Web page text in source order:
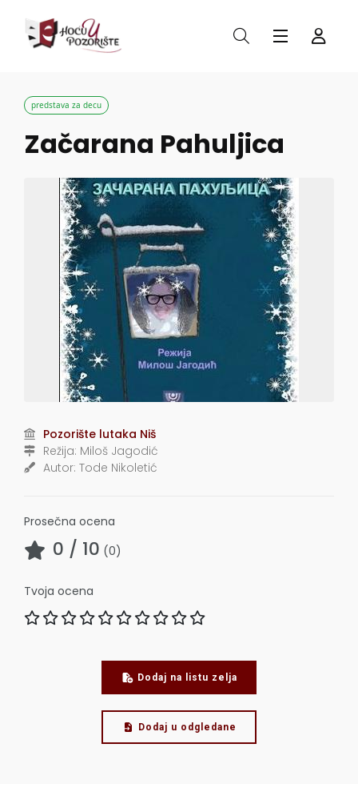
predstava za decu
Začarana Pahuljica
Pozorište lutaka Niš
Režija: Miloš Jagodić
Autor: Tode Nikoletić
Prosečna ocena
0 / 10 (0)
Tvoja ocena
Dodaj na listu zelja
Dodaj u odgledane